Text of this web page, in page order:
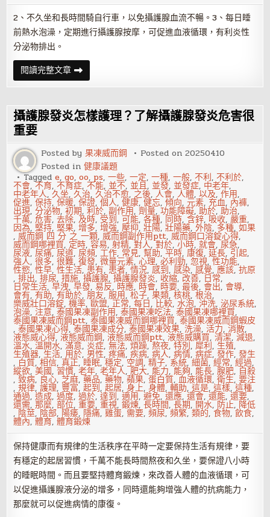
2、不久坐和長時間騎自行車，以免攝護腺血流不暢。3、每日睡
前熱水泡澡，定期進行攝護腺按摩，可促進血液循環，有利炎性
分泌物排出。
閱讀完整文章攝
護
腺
炎
患
者
意
哪
些
生
活
習
慣
攝護腺發炎怎樣護理？了解攝護腺發炎危害很
重要
Posted by果凍威而鋼 Posted on20250410
Posted in健康議題
Taggede,go,oo, ps,一些,一定,一種,一般,不利,不利於,
不會,不育,不育症,不能,並不,並且,並發,並發症, 中老年,
中老年人,久坐,久治,久治不愈, 之後,人會,人體,以及,作用,
促進,保持,保暖,保證,個人,健康,健忘,傾向,元素, 充血, 內褲,
出現,分泌物,初期,利於,副作用,劑量,功能障礙,助於,助治,
千萬,危害,去除,及時, 受到,可能,各種, 同時,含鋅, 吸收,嚴重,
因為,堅持,堅果,增多,增強,壓抑,壯陽,壯陽藥,外陰, 多種,如果
,威而鋼 四 分 之 一顆,威而鋼副作用ptt,威而鋼口溶錠心得,
威而鋼哪裡買, 定時,容易,射精,對人,對於,小時,就會,尿急,
尿液,尿痛,尿道,尿頻,工作, 常見,幫助,平時,康復,延長, 引起,
強人,很多,很難,復發,微量元素,心理,必利勁,忽視,性功能,
性慾,性早,性生活, 患有, 患者,情況,感到,感染,感覺,應該,抗原
,排出,排尿,措施,攝護腺,攝護腺發炎, 收縮, 改善, 日常,
日常生活,早洩,早發,易反, 時應, 時會, 時要,最後, 會出, 會導,
會有,有助,有助於,朋友,服用,松子,果類,核桃,根治,
樂威壯口溶錠,機率,歐盟,正常,每日, 比較,水泡,沖洗,泌尿系統,
泡澡, 注意,泰國果凍副作用,泰國果凍吃法,泰國果凍哪裡買,
泰國果凍威而鋼ptt,泰國果凍威而鋼哪裡買,泰國果凍威而鋼蝦皮
,泰國果凍心得,泰國果凍成分,泰國果凍效果, 洗澡,活力,消散,
液態威心得,液態威而鋼,液態威而鋼ptt,液態威購買,清潔,減退,
溫水,溫開水,滿意, 炎症,無法,煩躁,熬夜,特別,犀利,生殖,
生殖器,生活, 用於, 男性,疼痛,疾病,病人,病情,病症,發作,發生
, 白質,相信,真正, 睡眠,穩定, 空調,精子, 系統,細菌,經常,經過,
縱欲,美國, 習慣,老年,老年人,肥大,能力,能夠,能長,腺肥, 自殺
,致病, 良心,芝麻,藥品,藥物,蘋果,蛋白質,血液循環,衛生,要注
,規律,護理, 豐富,起到,起居,身上,身體,輔助,這是,這樣,這種,
通過,造成,過度,過於,達到,適用,避免,還應,還會,還能,還要,
還需,那麼,部位,重要,重視,鍛煉,長時間,長期, 開水, 防止, 降低
, 陰莖, 陰部, 陽痿, 隱痛,雞蛋, 需要,頻尿,頻繁,類的,食物,飲食,
體內,體育,體育鍛煉
保持健康而有規律的生活秩序在平時一定要保持生活有規律，要
有穩定的起居習慣，千萬不能長時間熬夜和久坐，要保證八小時
的睡眠時間。而且要堅持體育鍛煉，來改善人體的血液循環，可
以促進攝護腺液分泌的增多，同時還能夠增強人體的抗病能力，
那麼就可以促進病情的康復。